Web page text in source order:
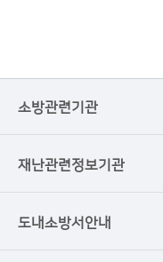
소방관련기관
재난관련정보기관
도내소방서안내